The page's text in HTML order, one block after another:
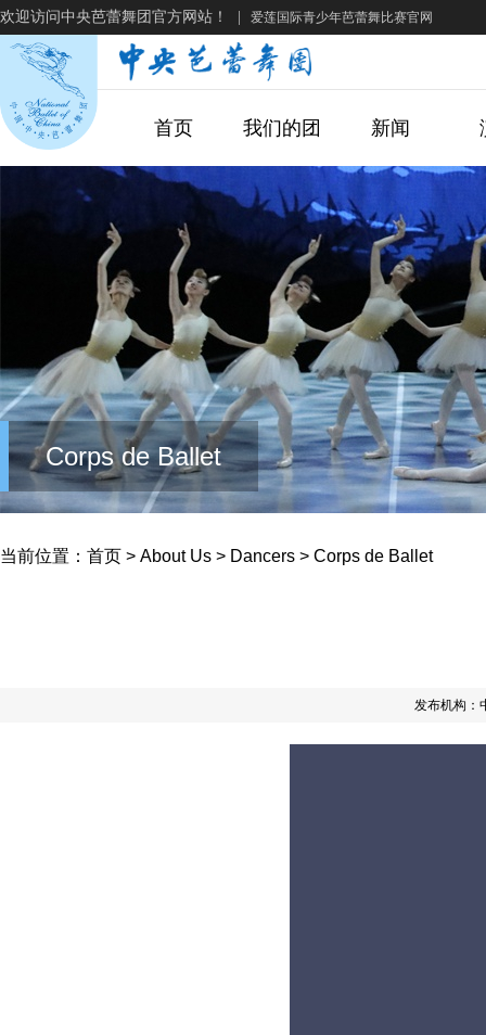
欢迎访问中央芭蕾舞团官方网站！ 爱莲国际青少年芭蕾舞比赛官网
首页 我们的团 新闻
Corps de Ballet
当前位置： 首页 > About Us > Dancers > Corps de Ballet
发布机构：